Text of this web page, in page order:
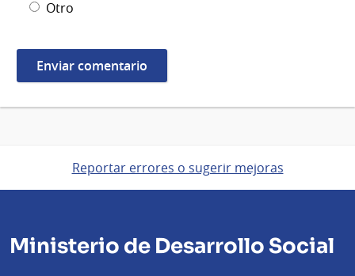
Otro
Reportar errores o sugerir mejoras
Ministerio de Desarrollo Social